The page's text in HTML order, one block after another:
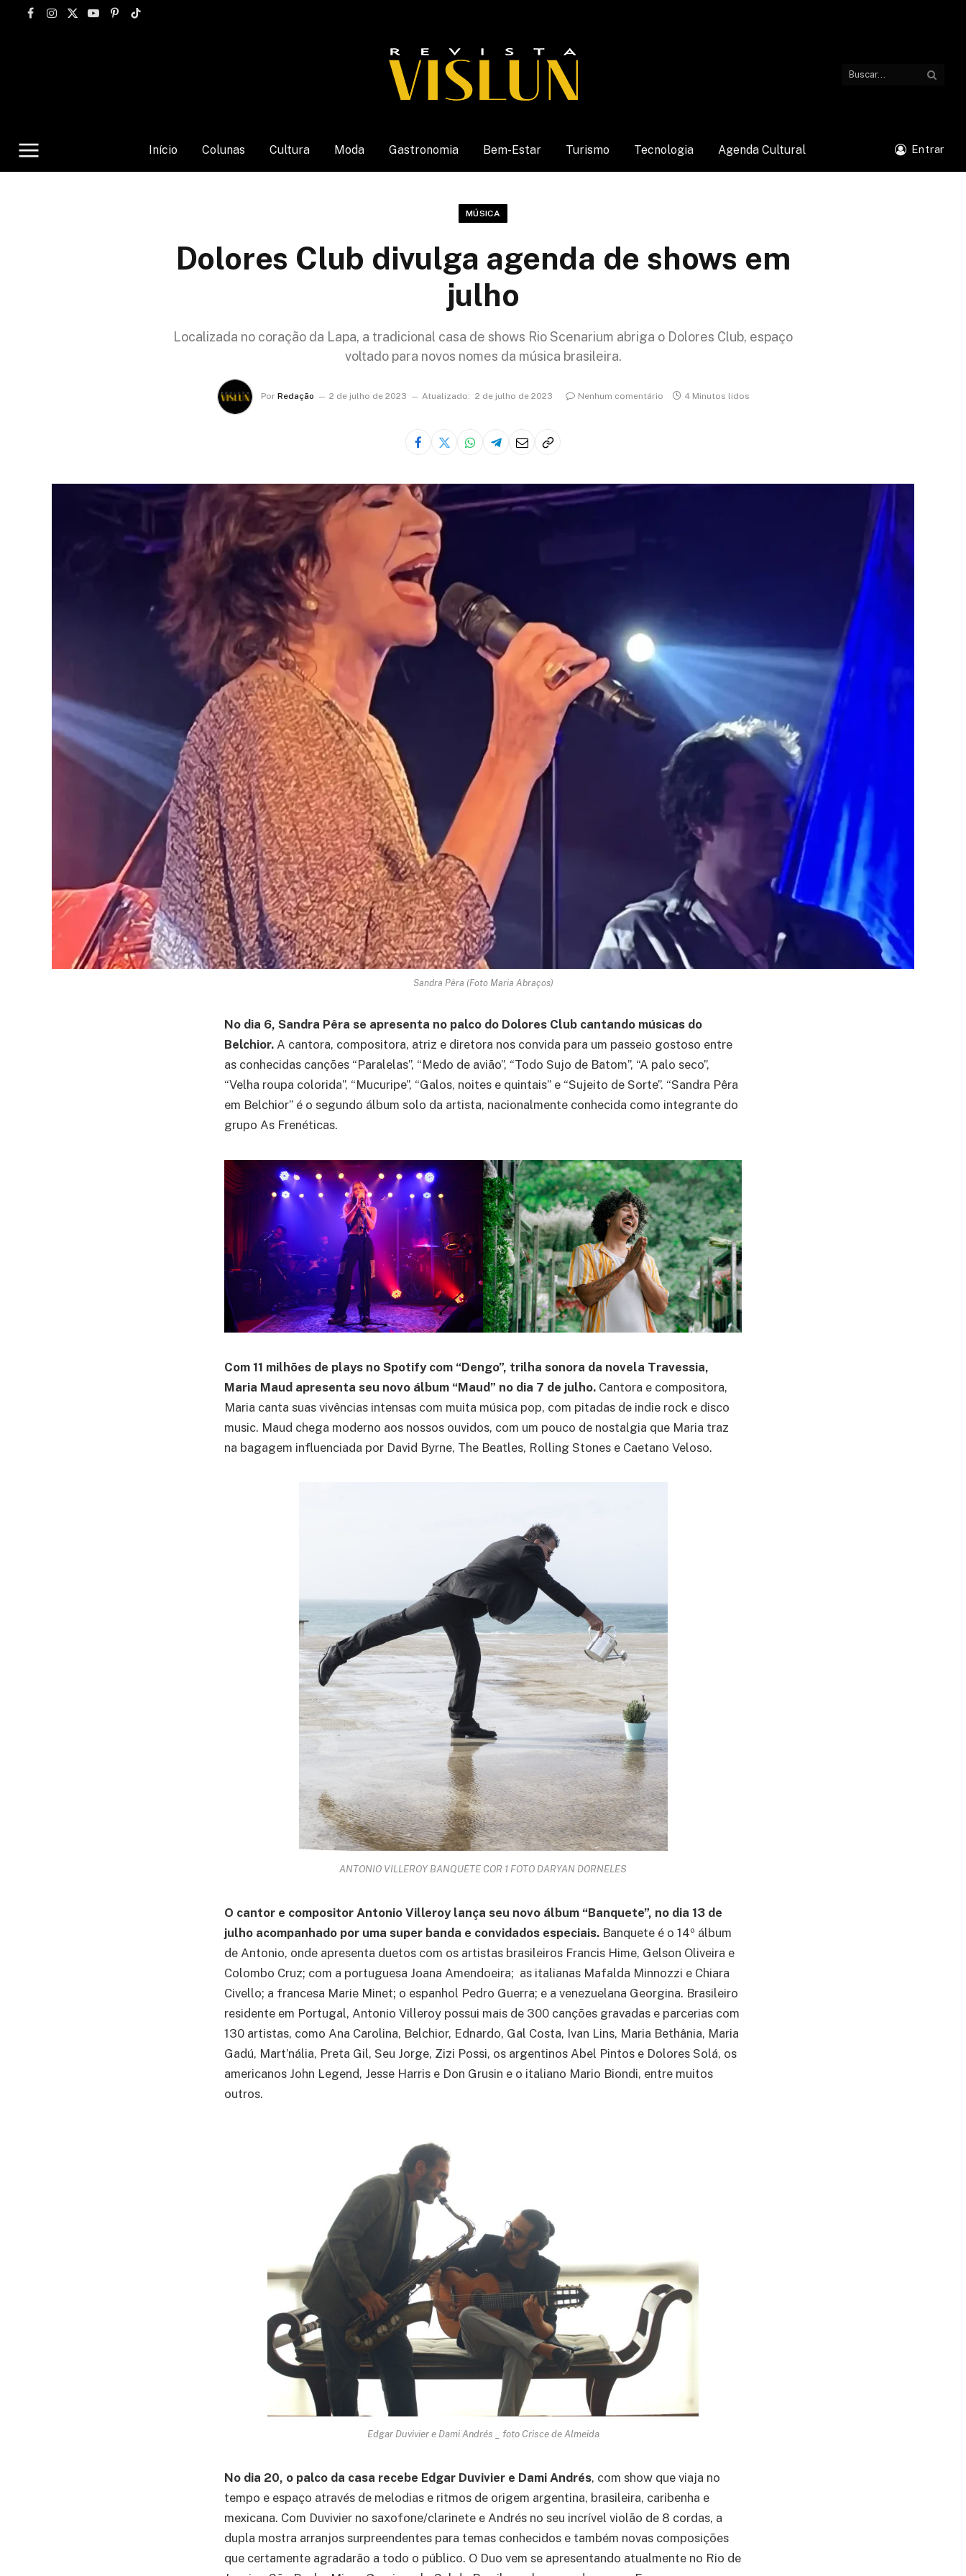
Facebook
Instagram
X
YouTubePinterest
TikTok
Início Colunas Cultura Moda Gastronomia Bem-Estar Turismo Tecnologia Agenda Cultural Entrar
MÚSICA
Dolores Club divulga agenda de shows em
julho
Localizada no coração da Lapa, a tradicional casa de shows Rio Scenarium abriga o Dolores Club, espaço
voltado para novos nomes da música brasileira.
Por Redação 2 de julho de 2023 Atualizado: 2 de julho de 2023 Nenhum comentário 4 Minutos lidos
Sandra Pêra (Foto Maria Abraços)
No dia 6, Sandra Pêra se apresenta no palco do Dolores Club cantando músicas do
Belchior. A cantora, compositora, atriz e diretora nos convida para um passeio gostoso entre
as conhecidas canções “Paralelas”, “Medo de avião”, “Todo Sujo de Batom”, “A palo seco”,
“Velha roupa colorida”, “Mucuripe”, “Galos, noites e quintais” e “Sujeito de Sorte”. “Sandra Pêra
em Belchior” é o segundo álbum solo da artista, nacionalmente conhecida como integrante do
grupo As Frenéticas.
Com 11 milhões de plays no Spotify com “Dengo”, trilha sonora da novela Travessia,
Maria Maud apresenta seu novo álbum “Maud” no dia 7 de julho. Cantora e compositora,
Maria canta suas vivências intensas com muita música pop, com pitadas de indie rock e disco
music. Maud chega moderno aos nossos ouvidos, com um pouco de nostalgia que Maria traz
na bagagem influenciada por David Byrne, The Beatles, Rolling Stones e Caetano Veloso.
ANTONIO VILLEROY BANQUETE COR 1 FOTO DARYAN DORNELES
O cantor e compositor Antonio Villeroy lança seu novo álbum “Banquete”, no dia 13 de
julho acompanhado por uma super banda e convidados especiais. Banquete é o 14º álbum
de Antonio, onde apresenta duetos com os artistas brasileiros Francis Hime, Gelson Oliveira e
Colombo Cruz; com a portuguesa Joana Amendoeira; as italianas Mafalda Minnozzi e Chiara
Civello; a francesa Marie Minet; o espanhol Pedro Guerra; e a venezuelana Georgina. Brasileiro
residente em Portugal, Antonio Villeroy possui mais de 300 canções gravadas e parcerias com
130 artistas, como Ana Carolina, Belchior, Ednardo, Gal Costa, Ivan Lins, Maria Bethânia, Maria
Gadú, Mart’nália, Preta Gil, Seu Jorge, Zizi Possi, os argentinos Abel Pintos e Dolores Solá, os
americanos John Legend, Jesse Harris e Don Grusin e o italiano Mario Biondi, entre muitos
outros.
Edgar Duvivier e Dami Andrés _ foto Crisce de Almeida
No dia 20, o palco da casa recebe Edgar Duvivier e Dami Andrés, com show que viaja no
tempo e espaço através de melodias e ritmos de origem argentina, brasileira, caribenha e
mexicana. Com Duvivier no saxofone/clarinete e Andrés no seu incrível violão de 8 cordas, a
dupla mostra arranjos surpreendentes para temas conhecidos e também novas composições
que certamente agradarão a todo o público. O Duo vem se apresentando atualmente no Rio de